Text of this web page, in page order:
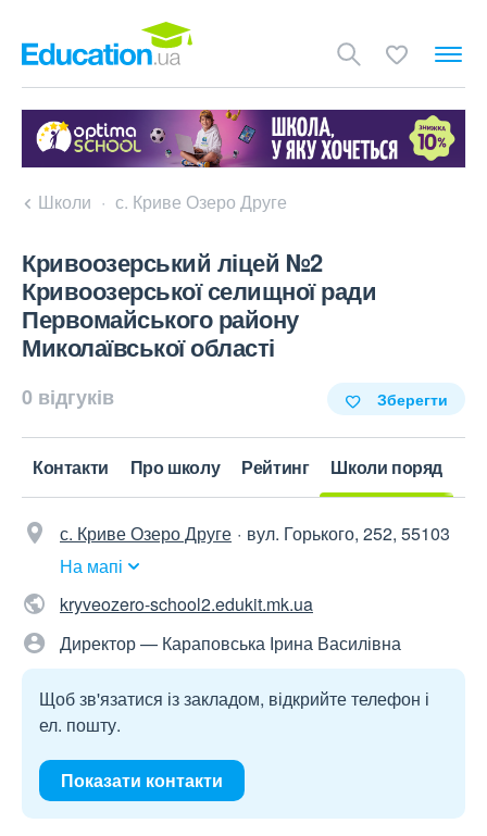
Школи с. Криве Озеро Друге
Кривоозерський ліцей №2
Кривоозерської селищної ради
Первомайського району
Миколаївської області
0 відгуків Зберегти
Контакти Про школу Рейтинг Школи поряд
с. Криве Озеро Друге
вул. Горького, 252, 55103
На мапі
kryveozero-school2.edukit.mk.ua
Директор — Караповська Ірина Василівна
Щоб зв'язатися із закладом, відкрийте телефон і
ел. пошту.
Показати контакти